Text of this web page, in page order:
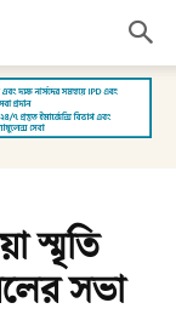
স্মৃতি
সভা